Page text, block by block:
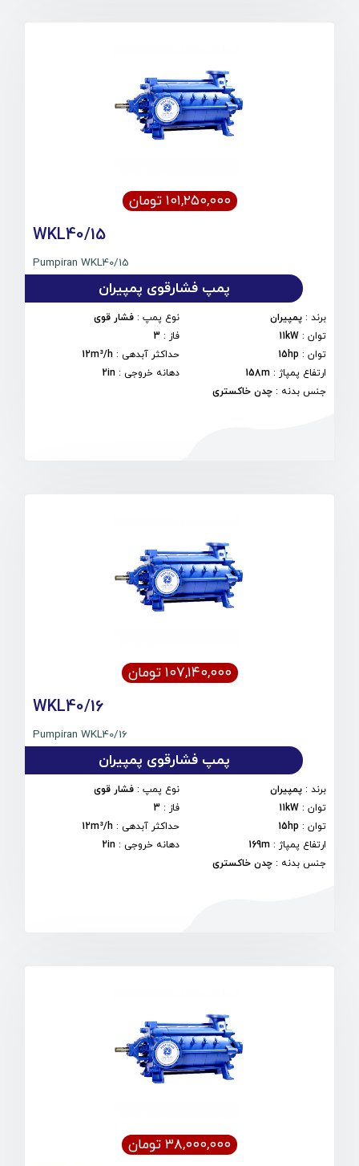
۱۰۱,۲۵۰,۰۰۰ تومان
WKL40/15
Pumpiran WKL40/15
پمپ فشارقوی پمپیران
برند : پمپیران نوع پمپ: فشار قوی
توان :
11kW فاز :
3
توان :
15hp حداکثر آبدهی :
12m³/h
ارتفاع پمپاژ :
158m دهانه خروجی :
2in
جنس بدنه : چدن خاکستری
۱۰۷,۱۴۰,۰۰۰ تومان
WKL40/16
Pumpiran WKL40/16
پمپ فشارقوی پمپیران
برند : پمپیران نوع پمپ: فشار قوی
توان :
11kW فاز :
3
توان :
15hp حداکثر آبدهی :
12m³/h
ارتفاع پمپاژ :
169m دهانه خروجی :
2in
جنس بدنه : چدن خاکستری
۳۸,۰۰۰,۰۰۰ تومان